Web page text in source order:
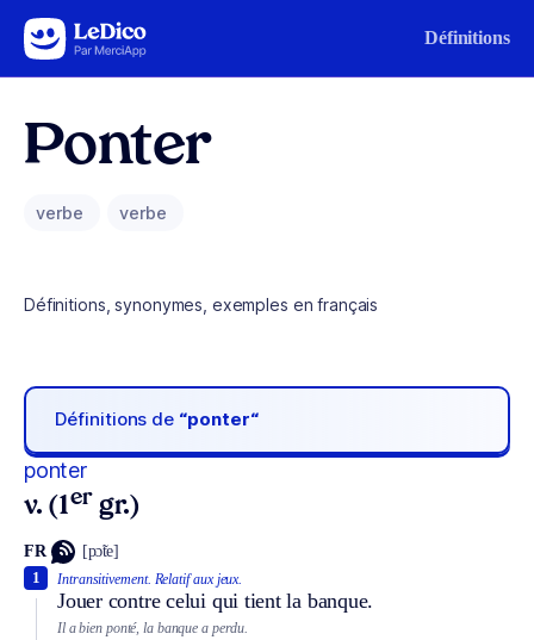
Aller au contenu Définitions
Ponter
verbe verbe
Définitions, synonymes, exemples en français
Définitions de “ponter“
ponter
v. (1er gr.)
FR [pɔ̃te]
Intransitivement. Relatif aux jeux.
Jouer contre celui qui tient la banque.
1
Il a bien ponté, la banque a perdu.